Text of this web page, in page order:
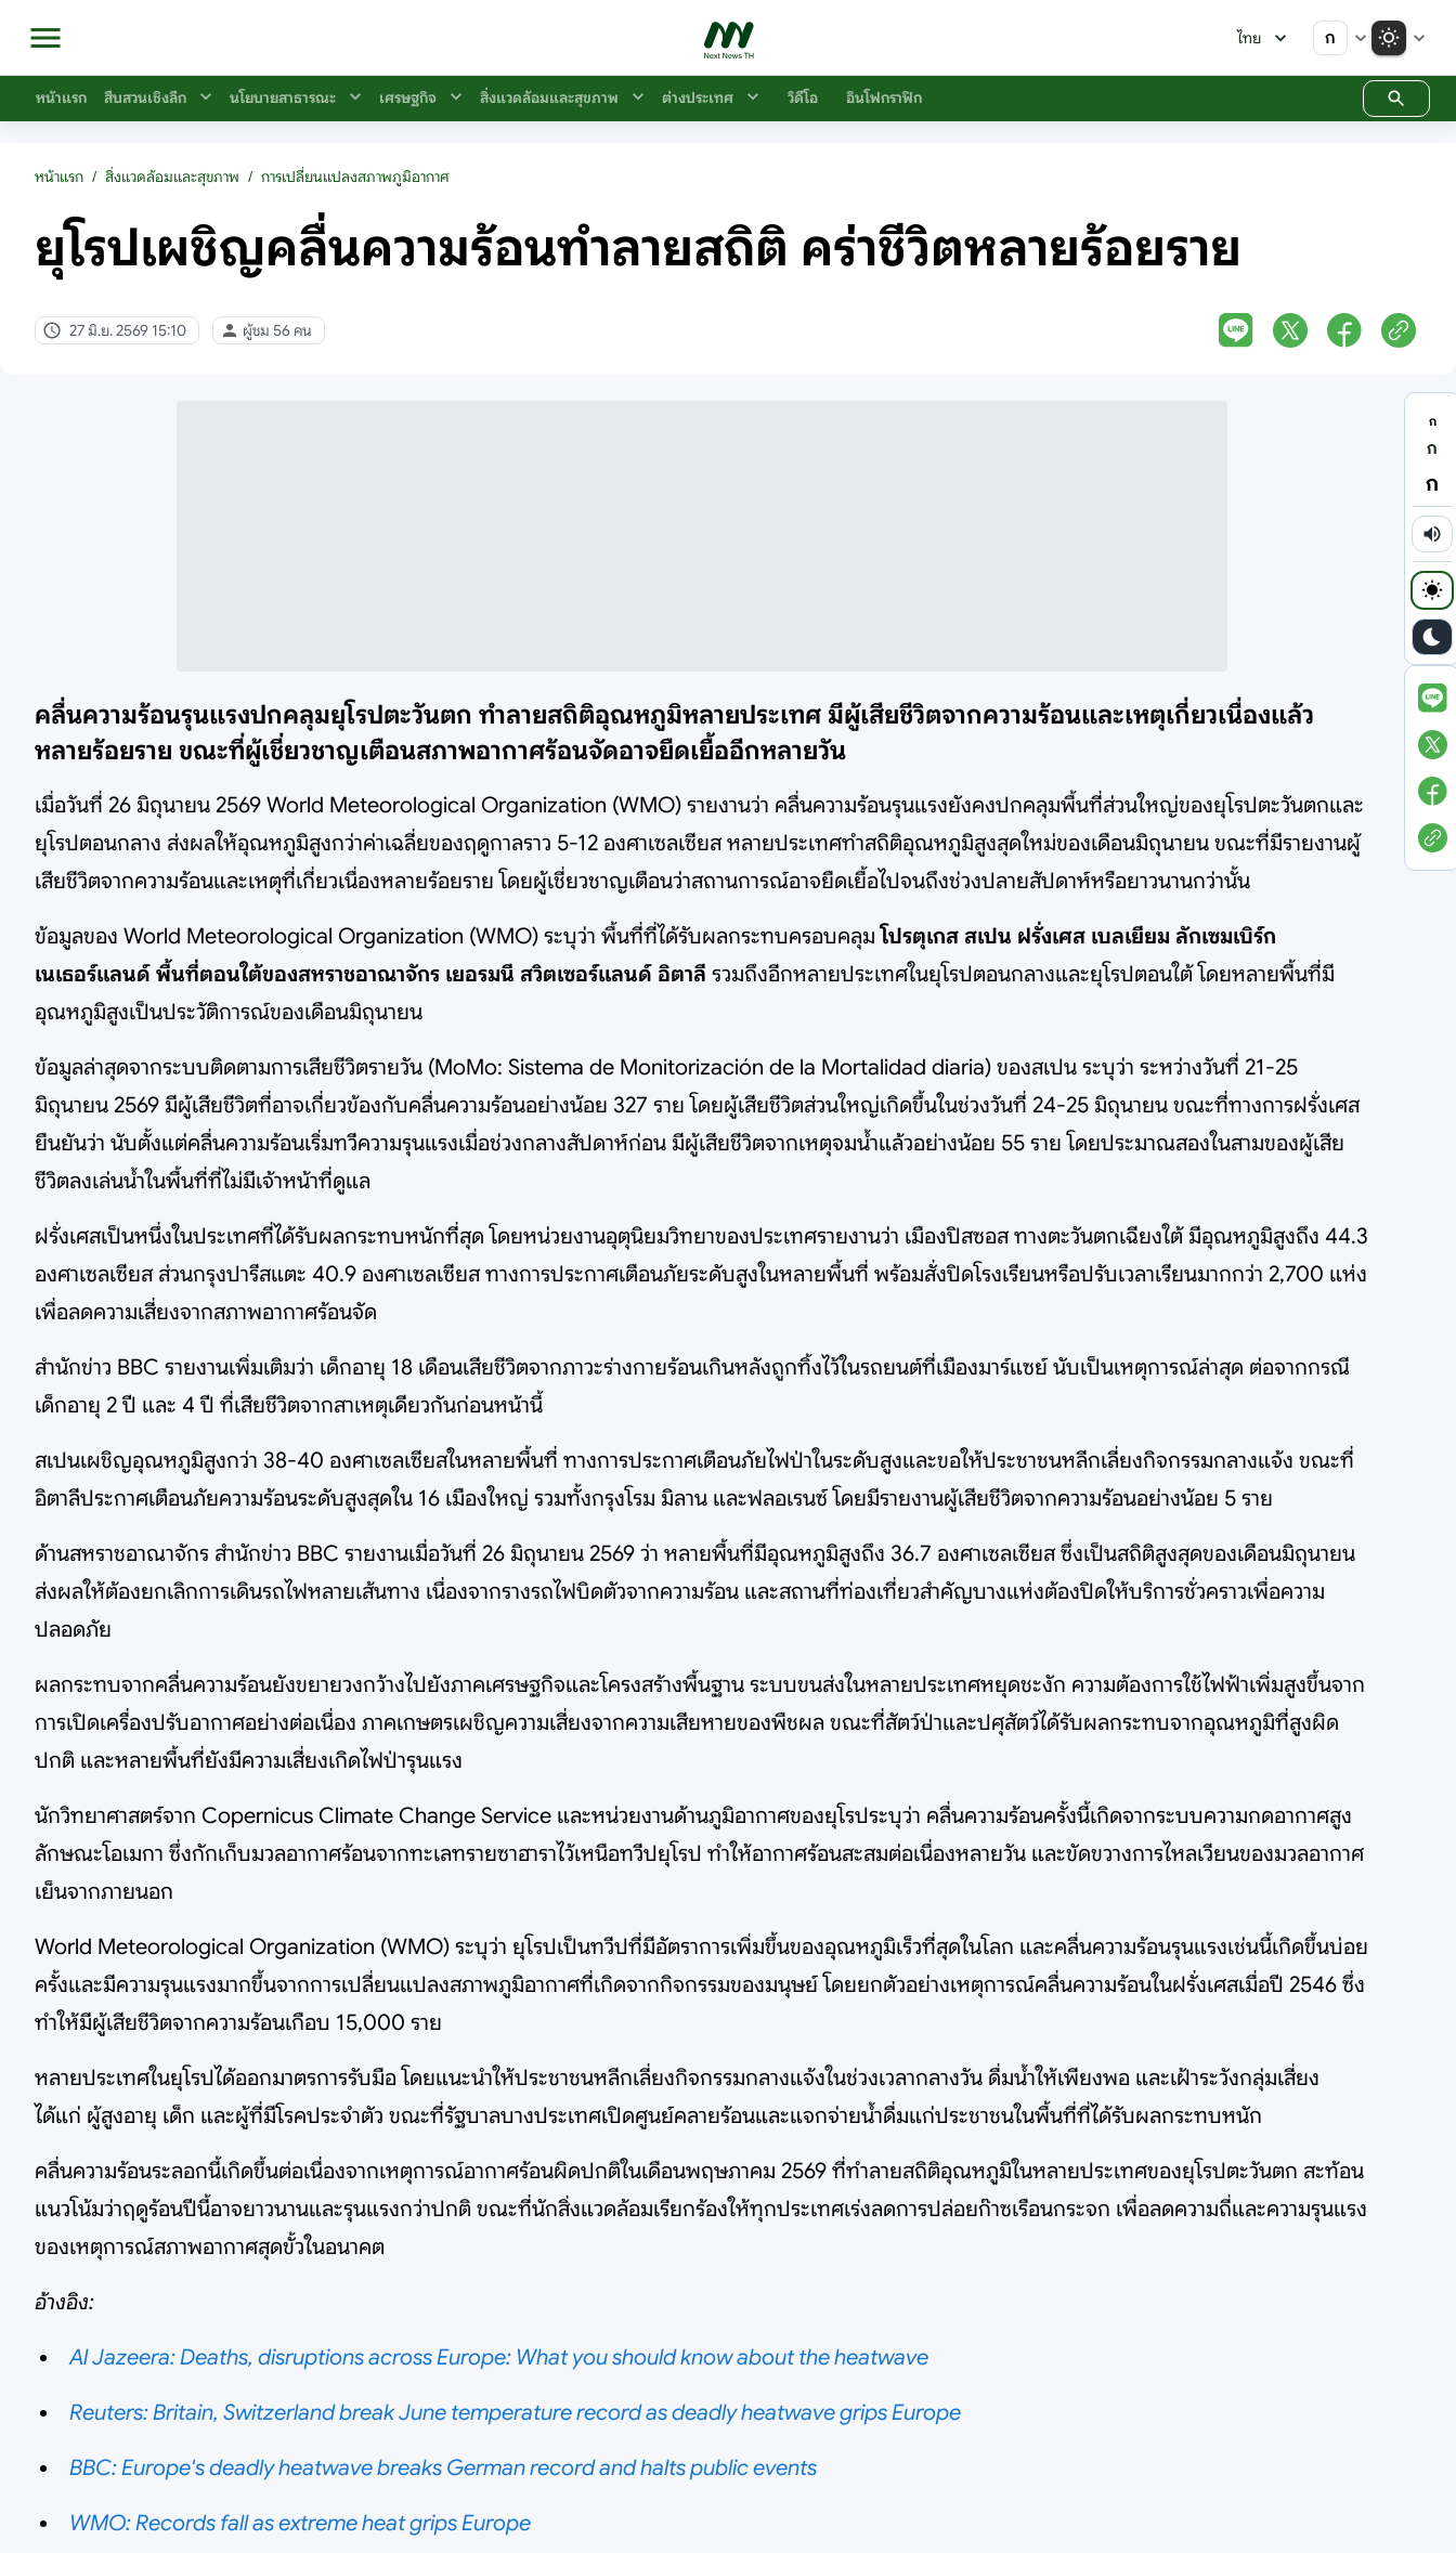
ไทย ก
หน้าแรก สืบสวนเชิงลึก นโยบายสาธารณะ เศรษฐกิจ สิ่งแวดล้อมและสุขภาพ ต่างประเทศ วิดีโอ อินโฟกราฟิก
หน้าแรก / สิ่งแวดล้อมและสุขภาพ / การเปลี่ยนแปลงสภาพภูมิอากาศ
ยุโรปเผชิญคลื่นความร้อนทำลายสถิติ คร่าชีวิตหลายร้อยราย
27 มิ.ย. 2569 15:10 ผู้ชม 56 คน
คลื่นความร้อนรุนแรงปกคลุมยุโรปตะวันตก ทำลายสถิติอุณหภูมิหลายประเทศ มีผู้เสียชีวิตจากความร้อนและเหตุเกี่ยวเนื่องแล้ว
หลายร้อยราย ขณะที่ผู้เชี่ยวชาญเตือนสภาพอากาศร้อนจัดอาจยืดเยื้ออีกหลายวัน
เมื่อวันที่ 26 มิถุนายน 2569 World Meteorological Organization (WMO) รายงานว่า คลื่นความร้อนรุนแรงยังคงปกคลุมพื้นที่ส่วนใหญ่ของยุโรปตะวันตกและ
ยุโรปตอนกลาง ส่งผลให้อุณหภูมิสูงกว่าค่าเฉลี่ยของฤดูกาลราว 5-12 องศาเซลเซียส หลายประเทศทำสถิติอุณหภูมิสูงสุดใหม่ของเดือนมิถุนายน ขณะที่มีรายงานผู้
เสียชีวิตจากความร้อนและเหตุที่เกี่ยวเนื่องหลายร้อยราย โดยผู้เชี่ยวชาญเตือนว่าสถานการณ์อาจยืดเยื้อไปจนถึงช่วงปลายสัปดาห์หรือยาวนานกว่านั้น
ข้อมูลของ World Meteorological Organization (WMO) ระบุว่า พื้นที่ที่ได้รับผลกระทบครอบคลุมโปรตุเกส สเปน ฝรั่งเศส เบลเยียม ลักเซมเบิร์ก
เนเธอร์แลนด์ พื้นที่ตอนใต้ของสหราชอาณาจักร เยอรมนี สวิตเซอร์แลนด์ อิตาลี รวมถึงอีกหลายประเทศในยุโรปตอนกลางและยุโรปตอนใต้ โดยหลายพื้นที่มี
อุณหภูมิสูงเป็นประวัติการณ์ของเดือนมิถุนายน
ข้อมูลล่าสุดจากระบบติดตามการเสียชีวิตรายวัน (MoMo: Sistema de Monitorización de la Mortalidad diaria) ของสเปน ระบุว่า ระหว่างวันที่ 21-25
มิถุนายน 2569 มีผู้เสียชีวิตที่อาจเกี่ยวข้องกับคลื่นความร้อนอย่างน้อย 327 ราย โดยผู้เสียชีวิตส่วนใหญ่เกิดขึ้นในช่วงวันที่ 24-25 มิถุนายน ขณะที่ทางการฝรั่งเศส
ยืนยันว่า นับตั้งแต่คลื่นความร้อนเริ่มทวีความรุนแรงเมื่อช่วงกลางสัปดาห์ก่อน มีผู้เสียชีวิตจากเหตุจมน้ำแล้วอย่างน้อย 55 ราย โดยประมาณสองในสามของผู้เสีย
ชีวิตลงเล่นน้ำในพื้นที่ที่ไม่มีเจ้าหน้าที่ดูแล
ฝรั่งเศสเป็นหนึ่งในประเทศที่ได้รับผลกระทบหนักที่สุด โดยหน่วยงานอุตุนิยมวิทยาของประเทศรายงานว่า เมืองปิสซอส ทางตะวันตกเฉียงใต้ มีอุณหภูมิสูงถึง 44.3
องศาเซลเซียส ส่วนกรุงปารีสแตะ 40.9 องศาเซลเซียส ทางการประกาศเตือนภัยระดับสูงในหลายพื้นที่ พร้อมสั่งปิดโรงเรียนหรือปรับเวลาเรียนมากกว่า 2,700 แห่ง
เพื่อลดความเสี่ยงจากสภาพอากาศร้อนจัด
สำนักข่าว BBC รายงานเพิ่มเติมว่า เด็กอายุ 18 เดือนเสียชีวิตจากภาวะร่างกายร้อนเกินหลังถูกทิ้งไว้ในรถยนต์ที่เมืองมาร์แซย์ นับเป็นเหตุการณ์ล่าสุด ต่อจากกรณี
เด็กอายุ 2 ปี และ 4 ปี ที่เสียชีวิตจากสาเหตุเดียวกันก่อนหน้านี้
สเปนเผชิญอุณหภูมิสูงกว่า 38-40 องศาเซลเซียสในหลายพื้นที่ ทางการประกาศเตือนภัยไฟป่าในระดับสูงและขอให้ประชาชนหลีกเลี่ยงกิจกรรมกลางแจ้ง ขณะที่
อิตาลีประกาศเตือนภัยความร้อนระดับสูงสุดใน 16 เมืองใหญ่ รวมทั้งกรุงโรม มิลาน และฟลอเรนซ์ โดยมีรายงานผู้เสียชีวิตจากความร้อนอย่างน้อย 5 ราย
ด้านสหราชอาณาจักร สำนักข่าว BBC รายงานเมื่อวันที่ 26 มิถุนายน 2569 ว่า หลายพื้นที่มีอุณหภูมิสูงถึง 36.7 องศาเซลเซียส ซึ่งเป็นสถิติสูงสุดของเดือนมิถุนายน
ส่งผลให้ต้องยกเลิกการเดินรถไฟหลายเส้นทาง เนื่องจากรางรถไฟบิดตัวจากความร้อน และสถานที่ท่องเที่ยวสำคัญบางแห่งต้องปิดให้บริการชั่วคราวเพื่อความ
ปลอดภัย
ผลกระทบจากคลื่นความร้อนยังขยายวงกว้างไปยังภาคเศรษฐกิจและโครงสร้างพื้นฐาน ระบบขนส่งในหลายประเทศหยุดชะงัก ความต้องการใช้ไฟฟ้าเพิ่มสูงขึ้นจาก
การเปิดเครื่องปรับอากาศอย่างต่อเนื่อง ภาคเกษตรเผชิญความเสี่ยงจากความเสียหายของพืชผล ขณะที่สัตว์ป่าและปศุสัตว์ได้รับผลกระทบจากอุณหภูมิที่สูงผิด
ปกติ และหลายพื้นที่ยังมีความเสี่ยงเกิดไฟป่ารุนแรง
นักวิทยาศาสตร์จาก Copernicus Climate Change Service และหน่วยงานด้านภูมิอากาศของยุโรประบุว่า คลื่นความร้อนครั้งนี้เกิดจากระบบความกดอากาศสูง
ลักษณะโอเมกา ซึ่งกักเก็บมวลอากาศร้อนจากทะเลทรายซาฮาราไว้เหนือทวีปยุโรป ทำให้อากาศร้อนสะสมต่อเนื่องหลายวัน และขัดขวางการไหลเวียนของมวลอากาศ
เย็นจากภายนอก
World Meteorological Organization (WMO) ระบุว่า ยุโรปเป็นทวีปที่มีอัตราการเพิ่มขึ้นของอุณหภูมิเร็วที่สุดในโลก และคลื่นความร้อนรุนแรงเช่นนี้เกิดขึ้นบ่อย
ครั้งและมีความรุนแรงมากขึ้นจากการเปลี่ยนแปลงสภาพภูมิอากาศที่เกิดจากกิจกรรมของมนุษย์ โดยยกตัวอย่างเหตุการณ์คลื่นความร้อนในฝรั่งเศสเมื่อปี 2546 ซึ่ง
ทำให้มีผู้เสียชีวิตจากความร้อนเกือบ 15,000 ราย
หลายประเทศในยุโรปได้ออกมาตรการรับมือ โดยแนะนำให้ประชาชนหลีกเลี่ยงกิจกรรมกลางแจ้งในช่วงเวลากลางวัน ดื่มน้ำให้เพียงพอ และเฝ้าระวังกลุ่มเสี่ยง
ได้แก่ ผู้สูงอายุ เด็ก และผู้ที่มีโรคประจำตัว ขณะที่รัฐบาลบางประเทศเปิดศูนย์คลายร้อนและแจกจ่ายน้ำดื่มแก่ประชาชนในพื้นที่ที่ได้รับผลกระทบหนัก
คลื่นความร้อนระลอกนี้เกิดขึ้นต่อเนื่องจากเหตุการณ์อากาศร้อนผิดปกติในเดือนพฤษภาคม 2569 ที่ทำลายสถิติอุณหภูมิในหลายประเทศของยุโรปตะวันตก สะท้อน
แนวโน้มว่าฤดูร้อนปีนี้อาจยาวนานและรุนแรงกว่าปกติ ขณะที่นักสิ่งแวดล้อมเรียกร้องให้ทุกประเทศเร่งลดการปล่อยก๊าซเรือนกระจก เพื่อลดความถี่และความรุนแรง
ของเหตุการณ์สภาพอากาศสุดขั้วในอนาคต
อ้างอิง:
Al Jazeera: Deaths, disruptions across Europe: What you should know about the heatwave
Reuters: Britain, Switzerland break June temperature record as deadly heatwave grips Europe
BBC: Europe's deadly heatwave breaks German record and halts public events
WMO: Records fall as extreme heat grips Europe
ก
ก
ก